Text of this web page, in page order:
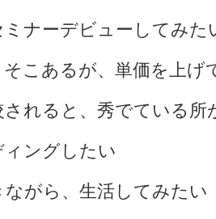
ナーデビューしてみた
こあるが、単価を上げ
れると、秀でている所
ングしたい
がら、生活してみたい